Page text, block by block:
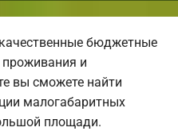
бюджетные
и
вы сможете найти
малогабаритных
площади.